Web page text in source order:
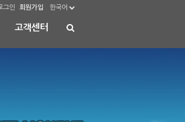
그인 회원가입 한국어
고객센터